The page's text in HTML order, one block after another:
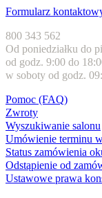
Formularz
800 343 562
Od poniedziałku do
od godz. 9:00 do
w soboty od godz.
Pomoc (FAQ)
Zwroty
Wyszukiwanie salonu
Umówienie terminu
Status zamówienia
Odstąpienie od
Ustawowe prawa